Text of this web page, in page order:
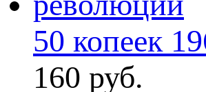
50 копеек
160 руб.